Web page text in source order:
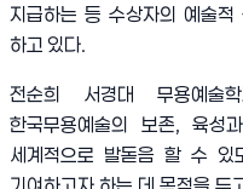
지급하는 등 수상자의 예술
하고 있다.
전순희 서경대 무용예술
한국무용예술의 보존,육성
세계적으로 발돋음 할 수 있